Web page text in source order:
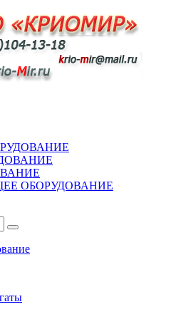
ОБОРУДОВАНИЕ